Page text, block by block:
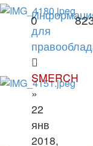
для
SMERCH
»
22
янв
2018,
0